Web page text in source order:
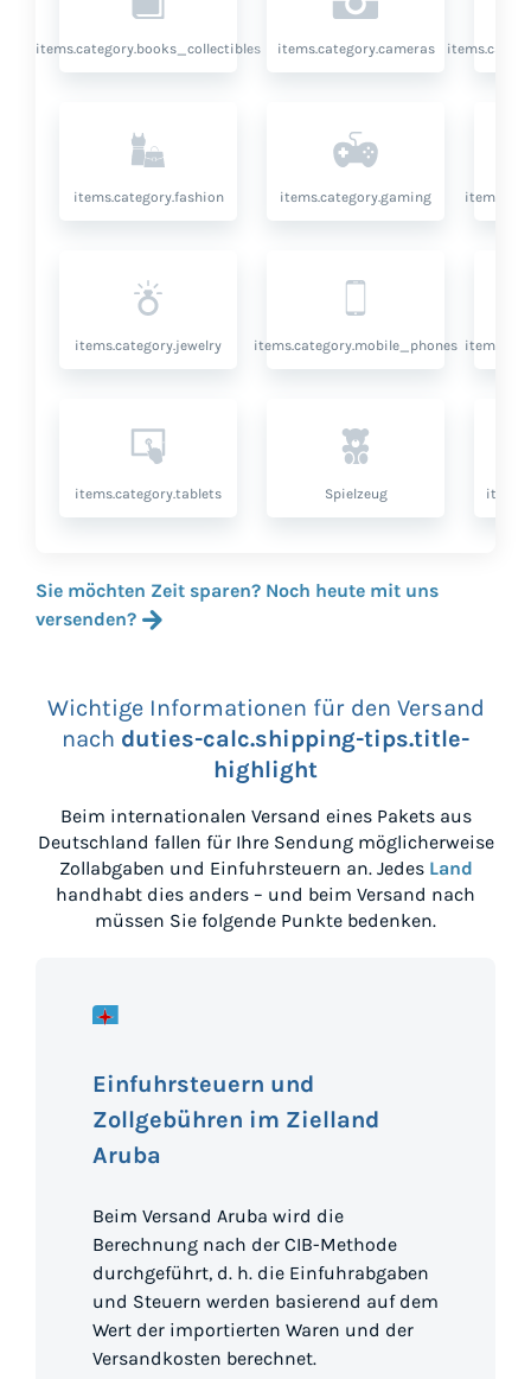
items.category.books_collectibles items.category.cameras
items.category.fashion items.category.gaming
items.category.jewelry items.category.mobile_phones
items.category.tablets Spielzeug
Sie möchten Zeit sparen? Noch heute mit uns
versenden?
Wichtige Informationen für den Versand
nach duties-calc.shipping-tips.title-
highlight
Beim internationalen Versand eines Pakets aus
Deutschland fallen für Ihre Sendung möglicherweise
Zollabgaben und Einfuhrsteuern an. Jedes Land
handhabt dies anders – und beim Versand nach
müssen Sie folgende Punkte bedenken.
Einfuhrsteuern und
Zollgebühren im Zielland
Aruba
Beim Versand Aruba wird die
Berechnung nach der CIB-Methode
durchgeführt, d. h. die Einfuhrabgaben
und Steuern werden basierend auf dem
Wert der importierten Waren und der
Versandkosten berechnet.